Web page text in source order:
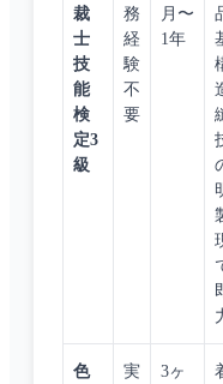
裁
士
技
能
検
定3
級
務
経
験
不
要
月〜
1年
色
実
3ヶ